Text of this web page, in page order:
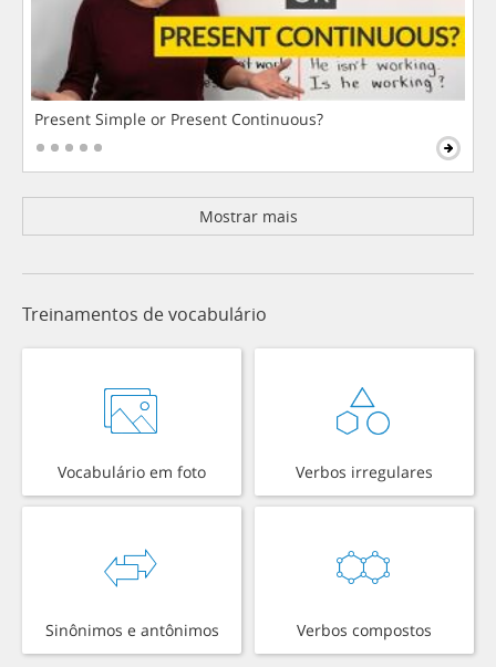
Present Simple or Present Continuous?
Mostrar mais
Treinamentos de vocabulário
Vocabulário em foto Verbos irregulares
Sinônimos e antônimos Verbos compostos